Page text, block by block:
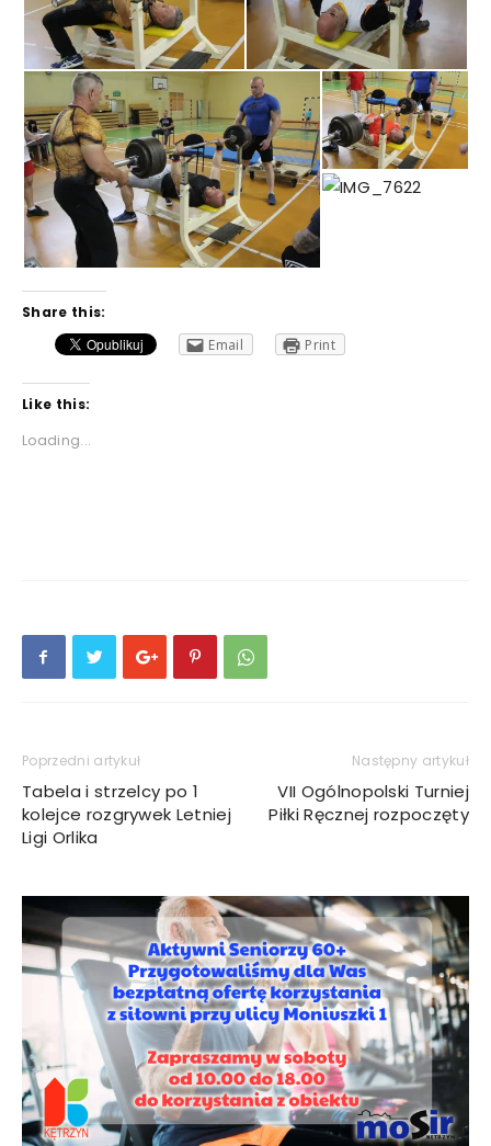
Share this:
Email
Print
Like this:
Loading...
Poprzedni artykuł
Tabela i strzelcy po 1
kolejce rozgrywek Letniej
Ligi Orlika
Następny artykuł
VII Ogólnopolski Turniej
Piłki Ręcznej rozpoczęty